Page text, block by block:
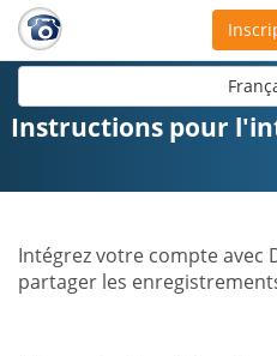
Instructions pour
Intégrez votre compte
partager les